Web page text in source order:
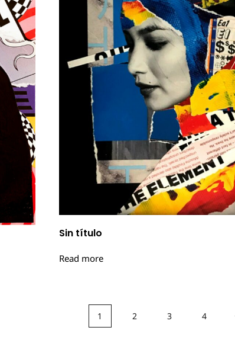
Sin título
Read more
1 2 3 4